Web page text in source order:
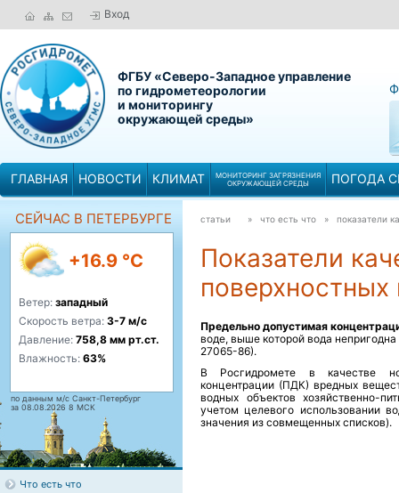
Вход
ФГБУ «Северо-Западное управление
по гидрометеорологии
и мониторингу
окружающей среды»
ГЛАВНАЯ НОВОСТИ КЛИМАТ
МОНИТОРИНГ ЗАГРЯЗНЕНИЯ
ОКРУЖАЮЩЕЙ СРЕДЫ
ПОГОДА
СЕЙЧАС В ПЕТЕРБУРГЕ
+16.9 °C
Ветер: западный
Скорость ветра: 3-7 м/с
Давление: 758,8 мм рт.ст.
Влажность: 63%
по данным м/с Санкт-Петербург
за 08.08.2026 8 МСК
Что есть что
статьи » что есть что » показатели
Показатели
поверхностных
Предельно допустимая
воде, выше которой вода
27065-86).
В Росгидромете в качестве
концентрации (ПДК) вредных
водных объектов хозяйственно-
учетом целевого использовании
значения из совмещенных списков).